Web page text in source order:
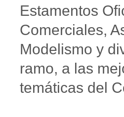
Estamentos
Comerciales,
Modelismo y
ramo, a las
temáticas del